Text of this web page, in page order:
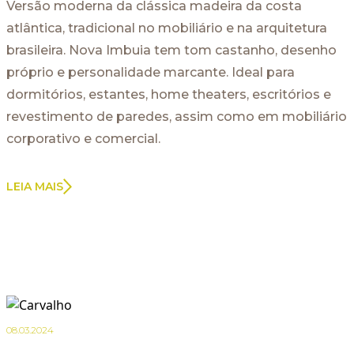
Versão moderna da clássica madeira da costa
atlântica, tradicional no mobiliário e na arquitetura
brasileira. Nova Imbuia tem tom castanho, desenho
próprio e personalidade marcante. Ideal para
dormitórios, estantes, home theaters, escritórios e
revestimento de paredes, assim como em mobiliário
corporativo e comercial.
LEIA MAIS
08.03.2024